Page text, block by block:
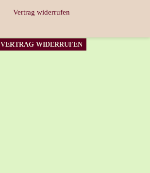
Vertrag widerrufen
VERTRAG WIDERRUFEN